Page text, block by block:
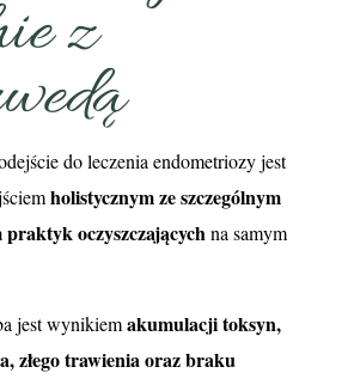
z
do leczenia endometriozy jest
holistycznym ze szczególnym
oczyszczających na samym
jest wynikiemakumulacji toksyn,
złego trawienia oraz braku